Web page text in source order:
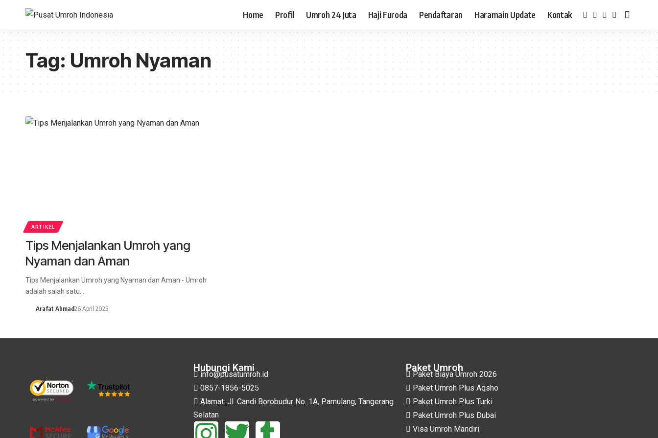
Home Profil Umroh 24 Juta Haji Furoda Pendaftaran Haramain Update Kontak
Tag:Umroh Nyaman
ARTIKEL
Tips Menjalankan Umroh yang
Nyaman dan Aman
Tips Menjalankan Umroh yang Nyaman dan Aman - Umroh
adalah salah satu…
Arafat Ahmad26 April 2025
My Busines s
Hubungi Kami
info@pusatumroh.id
0857-1856-5025
Alamat: Jl. Candi Borobudur No. 1A, Pamulang, Tangerang
Selatan
Paket Umroh
Paket Biaya Umroh 2026
Paket Umroh Plus Aqsho
Paket Umroh Plus Turki
Paket Umroh Plus Dubai
Visa Umroh Mandiri